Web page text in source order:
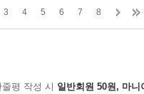
쓰임이란 게 식당에서 팁을
3 4 5 6 7 8
평 작성 시 일반회원 50원, 마니